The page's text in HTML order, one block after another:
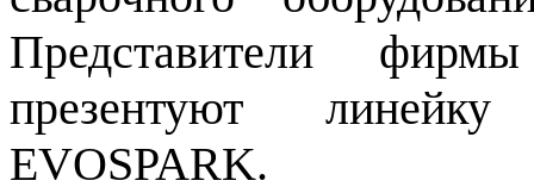
Представители
презентуют линейку
EVOSPARK.